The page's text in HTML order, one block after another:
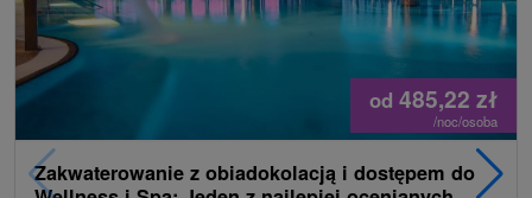
od 485,22 zł
/noc/osoba
Zakwaterowanie z obiadokolacją i dostępem do